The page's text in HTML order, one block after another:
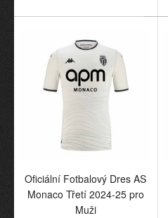
70,55€
Oficiální Fotbalový Dres AS
Monaco Třetí 2024-25 pro
Muži